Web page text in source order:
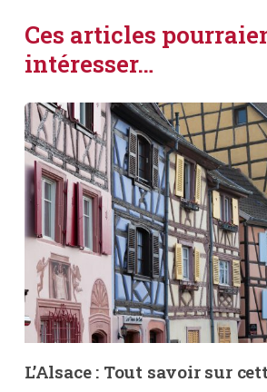
Ces articles
intéresser…
L’Alsace : Tout savoir sur